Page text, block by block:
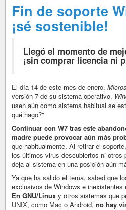
Fin de soporte
¡sé sostenible!
Llegó el momento de
¡sin comprar licencia ni
El día 14 de este mes de enero,
versión 7 de su sistema operativo,
usen aún como sistema habitual se
qué hago?"
Continuar con W7 tras este
madre puede provocar aún más
que habitualmente. Al retirar el
los últimos virus descubiertos ni otros
deja al sistema en una posición aún
Ya que ha salido el tema, sabed que
exclusivos de Windows e
En GNU/Linux y otros sistemas que
UNIX, como Mac o Android, no hay